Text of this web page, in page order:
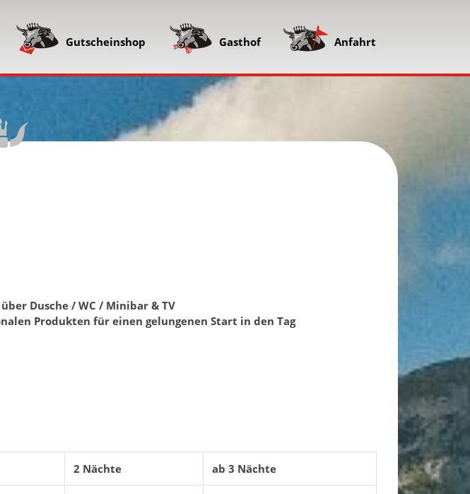
Gutscheinshop Gasthof Anfahrt
Dusche / WC / Minibar & TV
Produkten für einen gelungenen Start in den Tag
2 Nächte ab 3 Nächte